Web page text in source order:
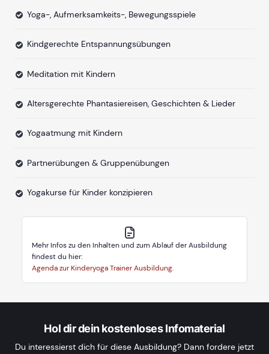
Yoga-, Aufmerksamkeits-, Bewegungsspiele
Kindgerechte Entspannungsübungen
Meditation mit Kindern
Altersgerechte Phantasiereisen, Geschichten & Lieder
Yogaatmung mit Kindern
Partnerübungen & Gruppenübungen
Yogakurse für Kinder konzipieren
Mehr Infos zu den Inhalten und zum Ablauf der Ausbildung
findest du hier:
Agenda zur Kinderyoga Trainer Ausbildung.
Hol dir dein kostenloses Infomaterial
Du interessierst dich für diese Ausbildung? Dann fordere jetzt